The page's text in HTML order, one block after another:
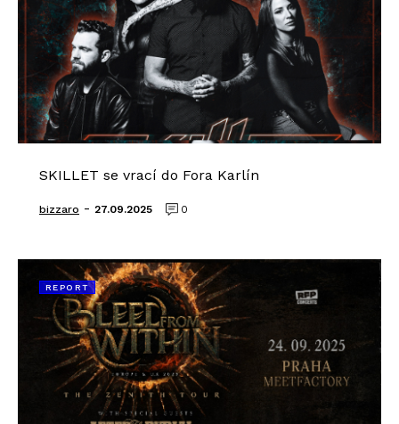
SKILLET se vrací do Fora Karlín
bizzaro - 27.09.2025 0
REPORT